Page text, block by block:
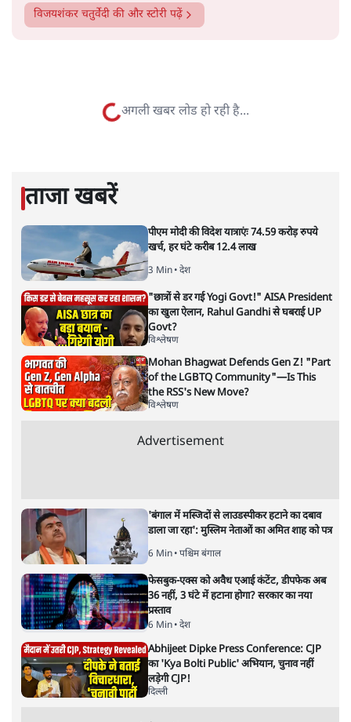
विजयशंकर चतुर्वेदी
विजयशंकर चतुर्वेदी कवि और वरिष्ठ पत्रकार हैं। उन्होंने कई मीडिया
संस्थानों में काम किया है। वह फ़िलहाल स्वतंत्र रूप से पत्रकारिता
विजयशंकर चतुर्वेदीकी और स्टोरी पढ़ें
नामवर सिंह... मुझे ज़माने से कुछ भी
भगवानदास मोरवाल
शुक्ल, केदारनाथ सिंह और अब नामवर सिंह के रूप में हिंदी के इस
हरे-भरे जंगल से एक-एक कर पुराने दरख्त ख़त्म हो चुके हैं।